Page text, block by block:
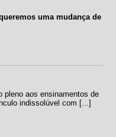
uma mudança de
pleno aos ensinamentos de
indissolúvel com [...]